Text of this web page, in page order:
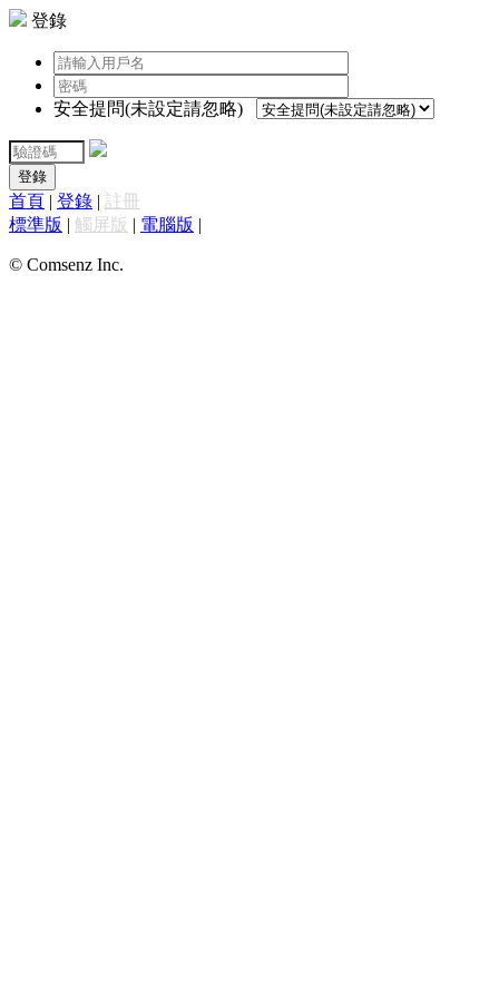
登錄
安全提問(未設定請忽略)
登錄
首頁 | 登錄 | 註冊
標準版 | 觸屏版 | 電腦版 |
© Comsenz Inc.